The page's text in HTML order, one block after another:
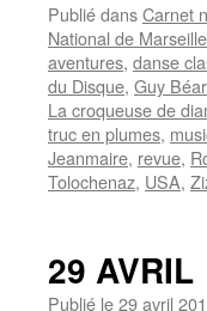
Publié dansCarnet
National de Marseille
aventures, danse
du Disque, Guy
La croqueuse de
truc en plumes,
Jeanmaire, revue,
Tolochenaz, USA,
29 AVRIL
Publié le29 avril